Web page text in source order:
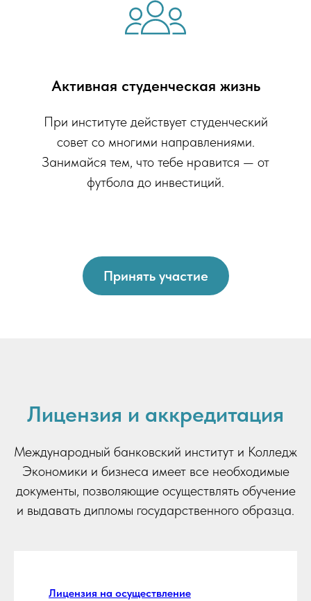
Активная студенческая жизнь
При институте действует студенческий
совет со многими направлениями.
Занимайся тем, что тебе нравится — от
футбола до инвестиций.
Принять участие
Лицензия и аккредитация
Международный банковский институт и Колледж
Экономики и бизнеса имеет все необходимые
документы, позволяющие осуществлять обучение
и выдавать дипломы государственного образца.
Лицензия на осуществление